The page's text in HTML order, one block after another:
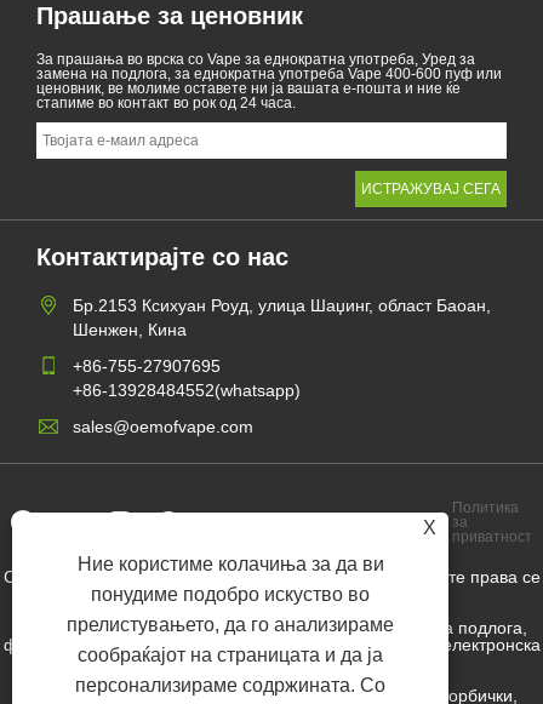
X
Ние користиме колачиња за да ви
понудиме подобро искуство во
прелистувањето, да го анализираме
сообраќајот на страницата и да ја
персонализираме содржината. Со
Прашање за ценовник
За прашања во врска со Vape за еднократна употреба, Уред за
замена на подлога, за еднократна употреба Vape 400-600 пуф или
ценовник, ве молиме оставете ни ја вашата е-пошта и ние ќе
стапиме во контакт во рок од 24 часа.
Контактирајте со нас
Бр.2153 Ксихуан Роуд, улица Шаџинг, област Баоан,
Шенжен, Кина
+86-755-27907695
+86-13928484552(whatsapp)
sales@oemofvape.com
XML
Политика
за
приватност
Copyright © 2022 Aplus Precision Technology Co., Ltd. Сите права се
задржани.
Производител на кертриџ во Кина, уреди за замена на подлога,
фабрика за еднократна употреба, фабрика за ом вап, електронска
цигара
Никотин торбичка на големо, снабдувач на никотин торбички,